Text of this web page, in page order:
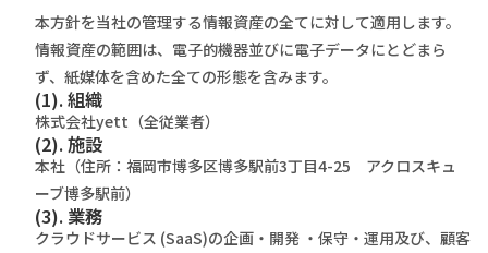
本方針を当社の管理する情報資産の全てに対して適用します。
情報資産の範囲は、電子的機器並びに電子データにとどまら
ず、紙媒体を含めた全ての形態を含みます。
(1). 組織
株式会社yett（全従業者）
(2). 施設
本社（住所：福岡市博多区博多駅前3丁目4-25 アクロスキュ
ーブ博多駅前）
(3). 業務
クラウドサービス (SaaS)の企画・開発 ・保守・運用及び、顧客